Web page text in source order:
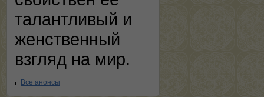
талантливый и
женственный
взгляд на мир.
Все анонсы